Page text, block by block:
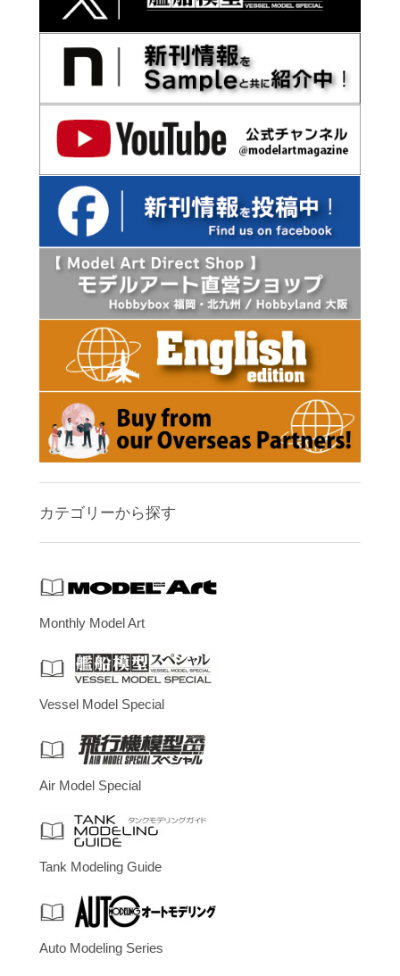
カテゴリーから探す
Monthly Model Art
Vessel Model Special
Air Model Special
Tank Modeling Guide
Auto Modeling Series